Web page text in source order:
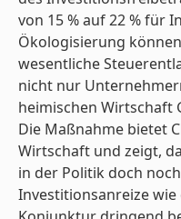
von 15 % auf 22 % für
Ökologisierung
wesentliche
nicht nur
heimischen Wirtschaft
Die Maßnahme bietet
Wirtschaft und zeigt,
in der Politik doch
Investitionsanreize wie